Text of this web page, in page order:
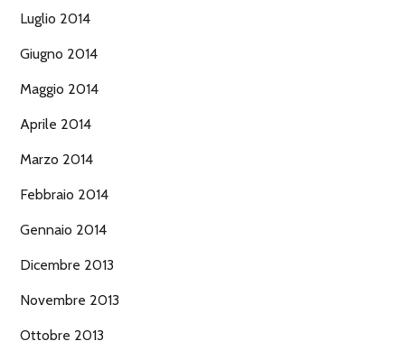
Luglio 2014
Giugno 2014
Maggio 2014
Aprile 2014
Marzo 2014
Febbraio 2014
Gennaio 2014
Dicembre 2013
Novembre 2013
Ottobre 2013